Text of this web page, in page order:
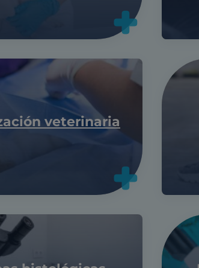
veterinaria